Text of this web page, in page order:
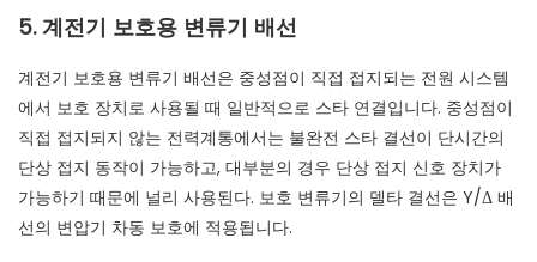
5. 계전기 보호용 변류기 배선
계전기 보호용 변류기 배선은 중성점이 직접 접지되는 전원 시스템
에서 보호 장치로 사용될 때 일반적으로 스타 연결입니다. 중성점이
직접 접지되지 않는 전력계통에서는 불완전 스타 결선이 단시간의
단상 접지 동작이 가능하고, 대부분의 경우 단상 접지 신호 장치가
가능하기 때문에 널리 사용된다. 보호 변류기의 델타 결선은 Y/Δ 배
선의 변압기 차동 보호에 적용됩니다.